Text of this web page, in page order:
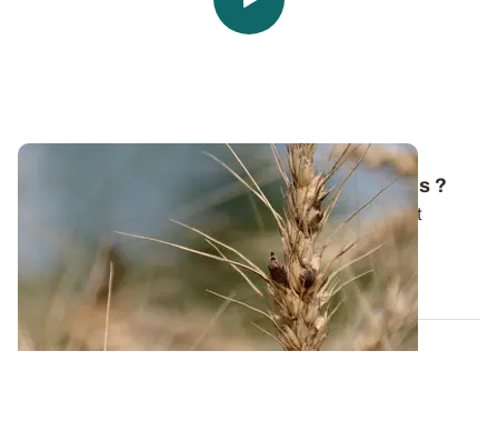
Comment gérer l'ergot en grandes cultures ?
Des grains noirs dans une benne de blé fraîchement
moissonné ! C’est peut-être des...
03 JUILL. 2025